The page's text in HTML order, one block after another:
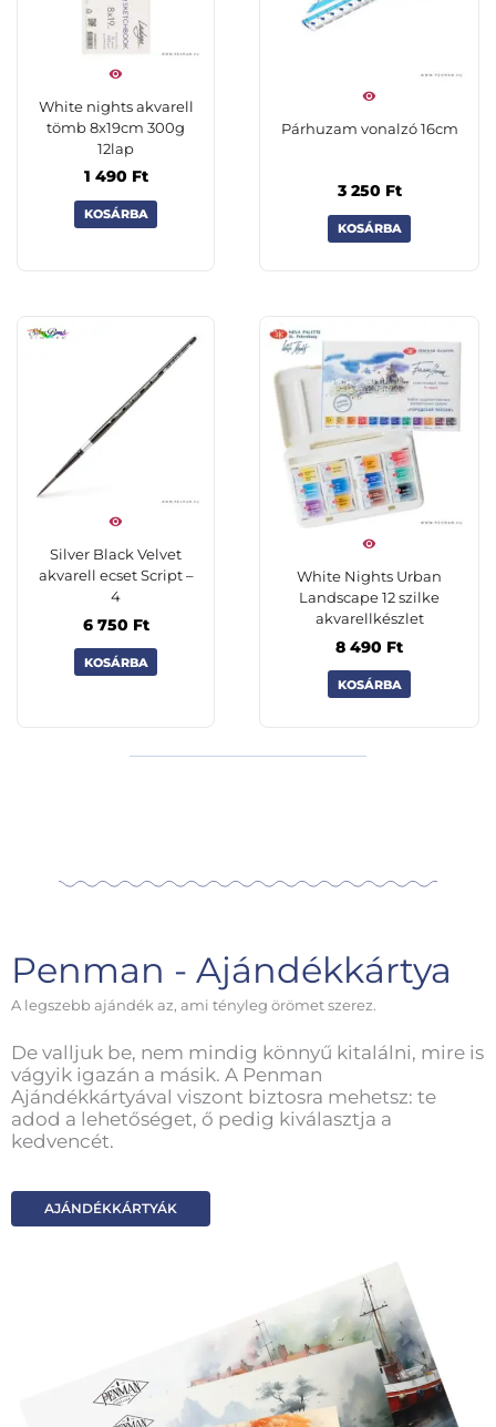
White nights akvarell
tömb 8x19cm 300g
12lap
1 490 Ft
KOSÁRBA
Párhuzam vonalzó 16cm
3 250 Ft
KOSÁRBA
Silver Black Velvet
akvarell ecset Script –
4
6 750 Ft
KOSÁRBA
White Nights Urban
Landscape 12 szilke
akvarellkészlet
8 490 Ft
KOSÁRBA
Penman - Ajándékkártya
A legszebb ajándék az, ami tényleg örömet szerez.
De valljuk be, nem mindig könnyű kitalálni, mire is
vágyik igazán a másik. A Penman
Ajándékkártyával viszont biztosra mehetsz: te
adod a lehetőséget, ő pedig kiválasztja a
kedvencét.
AJÁNDÉKKÁRTYÁK